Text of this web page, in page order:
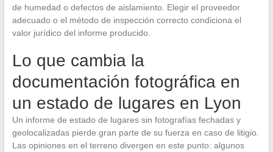
de humedad o defectos de aislamiento. Elegir el proveedor
adecuado o el método de inspección correcto condiciona el
valor jurídico del informe producido.
Lo que cambia la
documentación fotográfica en
un estado de lugares en Lyon
Un informe de estado de lugares sin fotografías fechadas y
geolocalizadas pierde gran parte de su fuerza en caso de litigio.
Las opiniones en el terreno divergen en este punto: algunos